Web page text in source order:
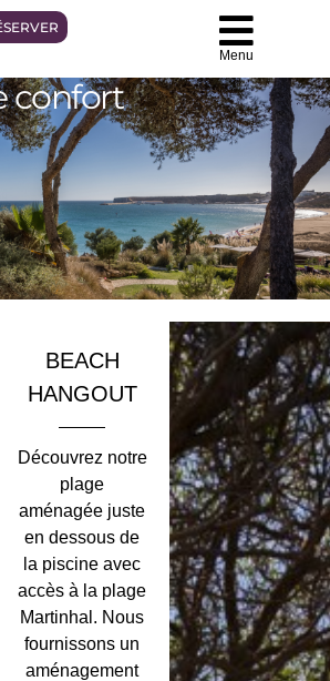
Menu
confort
BEACH
HANGOUT
Découvrez notre
plage
aménagée juste
en dessous de
la piscine avec
accès à la plage
Martinhal. Nous
fournissons un
aménagement